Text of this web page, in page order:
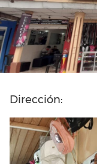
Dirección: